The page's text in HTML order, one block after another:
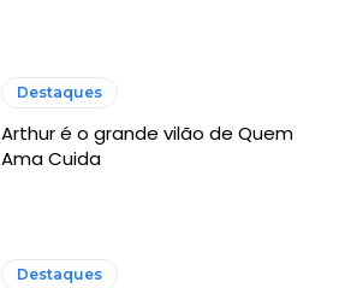
Destaques
Arthur é o grande vilão de Quem
Ama Cuida
Destaques